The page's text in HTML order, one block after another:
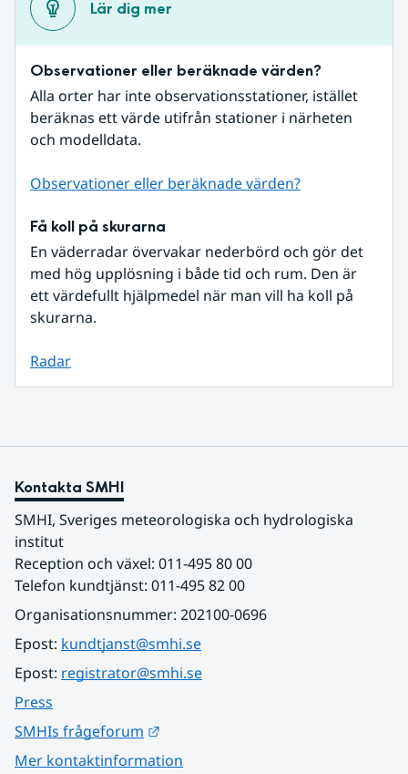
Lär dig mer
Observationer eller beräknade värden?
Alla orter har inte observationsstationer, istället
beräknas ett värde utifrån stationer i närheten
och modelldata.
Observationer eller beräknade värden?
Få koll på skurarna
En väderradar övervakar nederbörd och gör det
med hög upplösning i både tid och rum. Den är
ett värdefullt hjälpmedel när man vill ha koll på
skurarna.
Radar
Kontakta SMHI
SMHI, Sveriges meteorologiska och hydrologiska
institut
Reception och växel: 011-495 80 00
Telefon kundtjänst: 011-495 82 00
Organisationsnummer: 202100-0696
Epost: kundtjanst@smhi.se
Epost: registrator@smhi.se
Press
SMHIs frågeforum
Mer kontaktinformation